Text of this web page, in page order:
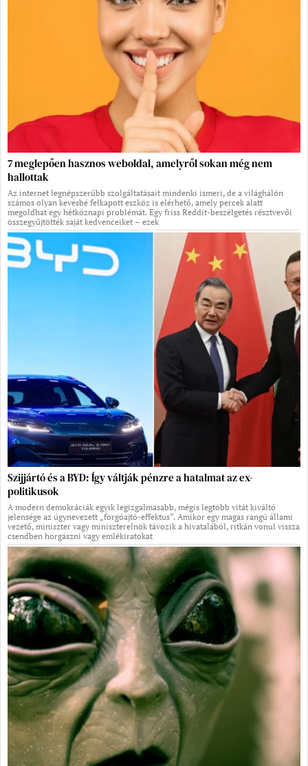
7 meglepően hasznos weboldal, amelyről sokan még nem
hallottak
Az internet legnépszerűbb szolgáltatásait mindenki ismeri, de a világhálón
számos olyan kevésbé felkapott eszköz is elérhető, amely percek alatt
megoldhat egy hétköznapi problémát. Egy friss Reddit-beszélgetés résztvevői
összegyűjtötték saját kedvenceiket – ezek
Szijjártó és a BYD: Így váltják pénzre a hatalmat az ex-
politikusok
A modern demokráciák egyik legizgalmasabb, mégis legtöbb vitát kiváltó
jelensége az úgynevezett „forgóajtó-effektus”. Amikor egy magas rangú állami
vezető, miniszter vagy miniszterelnök távozik a hivatalából, ritkán vonul vissza
csendben horgászni vagy emlékiratokat